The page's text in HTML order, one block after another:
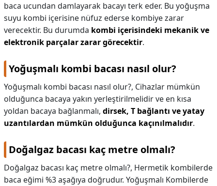
baca ucundan damlayarak bacayı terk eder. Bu yoğuşma
suyu kombi içerisine nüfuz ederse kombiye zarar
verecektir. Bu durumda kombi içerisindeki mekanik ve
elektronik parçalar zarar görecektir.
Yoğuşmalı kombi bacası nasıl olur?
Yoğuşmalı kombi bacası nasıl olur?, Cihazlar mümkün
olduğunca bacaya yakın yerleştirilmelidir ve en kısa
yoldan bacaya bağlanmalı, dirsek, T bağlantı ve yatay
uzantılardan mümkün olduğunca kaçınılmalıdır.
Doğalgaz bacası kaç metre olmalı?
Doğalgaz bacası kaç metre olmalı?, Hermetik kombilerde
baca eğimi %3 aşağıya doğrudur. Yoğuşmalı Kombilerde